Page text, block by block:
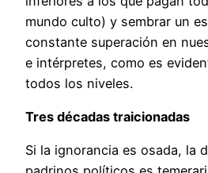
mundo culto) y sembrar un
constante superación en
e intérpretes, como es
todos los niveles.
Tres décadas traicionadas
Si la ignorancia es osada, la